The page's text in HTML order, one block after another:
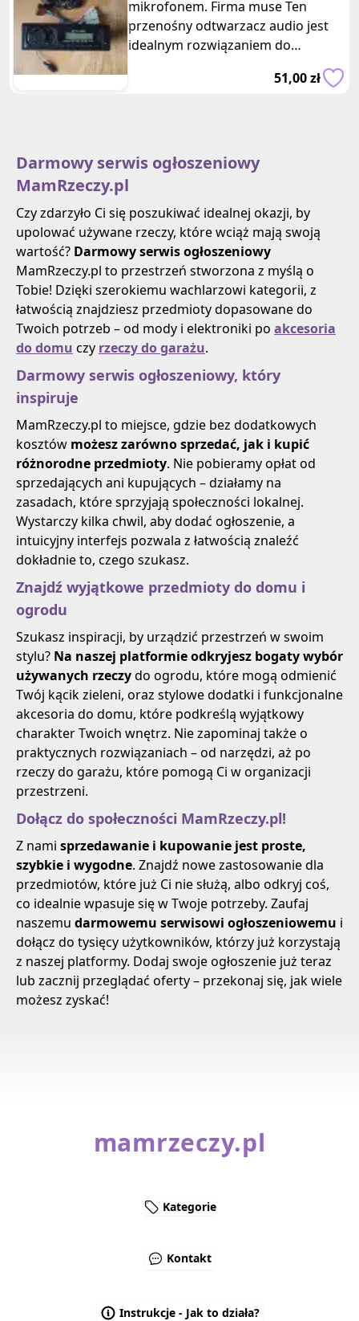
mikrofonem. Firma muse Ten
przenośny odtwarzacz audio jest
idealnym rozwiązaniem do
ulepszenia systemu audio w Twoim
51,00 zł
Darmowy serwis ogłoszeniowy
MamRzeczy.pl
Czy zdarzyło Ci się poszukiwać idealnej okazji, by
upolować używane rzeczy, które wciąż mają swoją
wartość? Darmowy serwis ogłoszeniowy
MamRzeczy.pl to przestrzeń stworzona z myślą o
Tobie! Dzięki szerokiemu wachlarzowi kategorii, z
łatwością znajdziesz przedmioty dopasowane do
Twoich potrzeb – od mody i elektroniki po akcesoria
do domu czy rzeczy do garażu.
Darmowy serwis ogłoszeniowy, który
inspiruje
MamRzeczy.pl to miejsce, gdzie bez dodatkowych
kosztów możesz zarówno sprzedać, jak i kupić
różnorodne przedmioty. Nie pobieramy opłat od
sprzedających ani kupujących – działamy na
zasadach, które sprzyjają społeczności lokalnej.
Wystarczy kilka chwil, aby dodać ogłoszenie, a
intuicyjny interfejs pozwala z łatwością znaleźć
dokładnie to, czego szukasz.
Znajdź wyjątkowe przedmioty do domu i
ogrodu
Szukasz inspiracji, by urządzić przestrzeń w swoim
stylu? Na naszej platformie odkryjesz bogaty wybór
używanych rzeczydo ogrodu, które mogą odmienić
Twój kącik zieleni, oraz stylowe dodatki i funkcjonalne
akcesoria do domu, które podkreślą wyjątkowy
charakter Twoich wnętrz. Nie zapominaj także o
praktycznych rozwiązaniach – od narzędzi, aż po
rzeczy do garażu, które pomogą Ci w organizacji
przestrzeni.
Dołącz do społeczności MamRzeczy.pl!
Z nami sprzedawanie i kupowanie jest proste,
szybkie i wygodne. Znajdź nowe zastosowanie dla
przedmiotów, które już Ci nie służą, albo odkryj coś,
co idealnie wpasuje się w Twoje potrzeby. Zaufaj
naszemu darmowemu serwisowi ogłoszeniowemu i
dołącz do tysięcy użytkowników, którzy już korzystają
z naszej platformy. Dodaj swoje ogłoszenie już teraz
lub zacznij przeglądać oferty – przekonaj się, jak wiele
możesz zyskać!
mamrzeczy.pl
Kategorie
Kontakt
Instrukcje - Jak to działa?